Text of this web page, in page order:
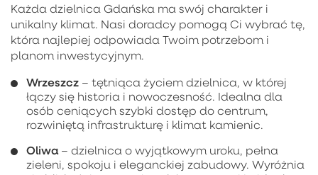
Każda dzielnica Gdańska ma swój charakter i
unikalny klimat. Nasi doradcy pomogą Ci wybrać tę,
która najlepiej odpowiada Twoim potrzebom i
planom inwestycyjnym.
Wrzeszcz – tętniąca życiem dzielnica, w której
łączy się historia i nowoczesność. Idealna dla
osób ceniących szybki dostęp do centrum,
rozwiniętą infrastrukturę i klimat kamienic.
Oliwa – dzielnica o wyjątkowym uroku, pełna
zieleni, spokoju i eleganckiej zabudowy. Wyróżnia